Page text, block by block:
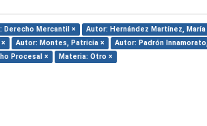
Derecho Mercantil × Autor: Hernández Martínez,
Autor: Montes, Patricia × Autor: Padrón
Procesal × Materia: Otro ×